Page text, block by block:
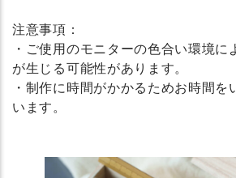
注意事項：
・ご使用のモニターの色合い環境
が生じる可能性があります。
・制作に時間がかかるためお時間
います。